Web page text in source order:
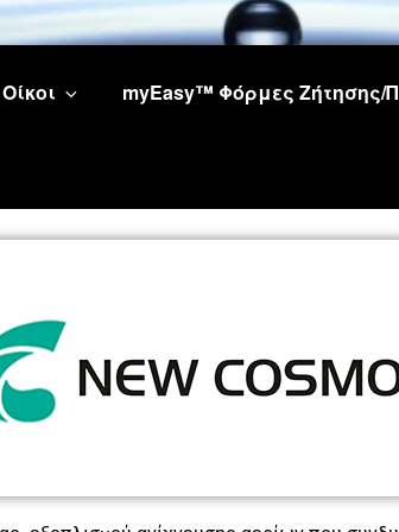
myEasy™ Φόρμες Ζήτησης/